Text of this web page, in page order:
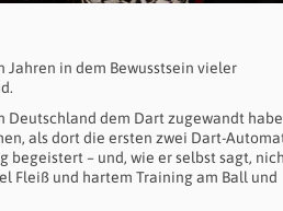
Jahren in dem Bewusstsein vieler
Deutschland dem Dart zugewandt
als dort die ersten zwei Dart-
begeistert – und, wie er selbst sagt,
Fleiß und hartem Training am Ball und